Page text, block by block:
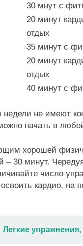
30 мнут с
20 минут
отдых
35 минут с
20 минут
отдых
40 минут с
недели не имеют
начать в
хорошей
– 30 минут.
число
кардио, на
Легкие